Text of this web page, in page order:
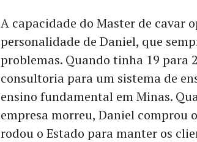
A capacidade do Master de cavar
personalidade de Daniel, que
problemas. Quando tinha 19 para
consultoria para um sistema de
ensino fundamental em Minas.
empresa morreu, Daniel comprou
rodou o Estado para manter os